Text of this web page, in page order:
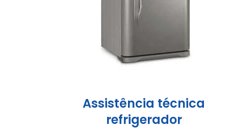
Assistência técnica
refrigerador